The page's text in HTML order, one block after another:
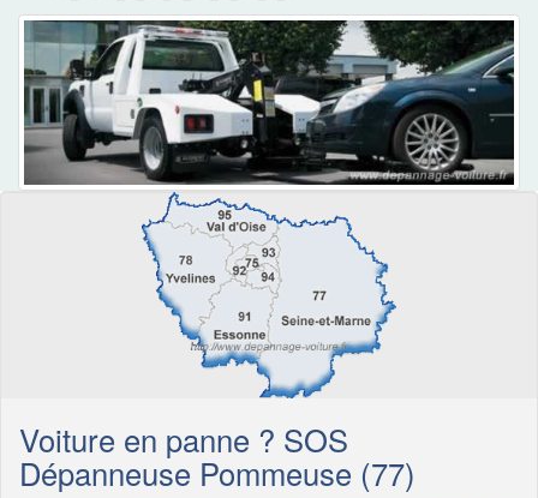
Voiture en panne ? SOS
Dépanneuse Pommeuse (77)